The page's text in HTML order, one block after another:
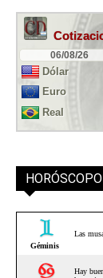
HORÓSCOPO